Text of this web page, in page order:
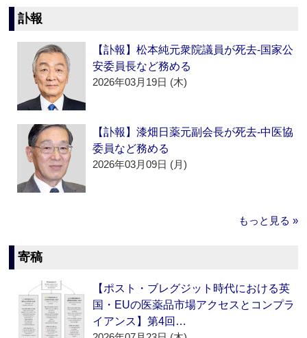
訃報
【訃報】松本純元衆院議員が死去‐国家公
安委員長など務める
2026年03月19日 (木)
【訃報】漆畑日薬元副会長が死去‐中医協
委員など務める
2026年03月09日 (月)
もっと見る »
寄稿
【ポスト・ブレグジット時代における英
国・EUの医薬品市場アクセスとコンプラ
イアンス】第4回…